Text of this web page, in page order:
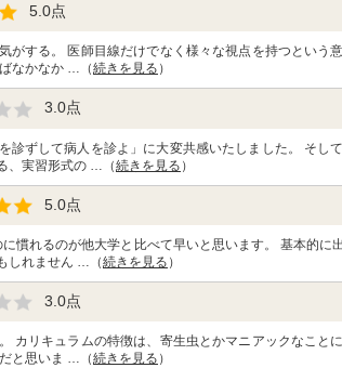
5.0点
がする。 医師目線だけでなく様々な視点を持つという
なかなか …（続きを見る ）
3.0点
診ずして病人を診よ」に大変共感いたしました。 そし
、実習形式の …（続きを見る ）
5.0点
慣れるのが他大学と比べて早いと思います。 基本的に
しれません …（続きを見る ）
3.0点
カリキュラムの特徴は、寄生虫とかマニアックなこと
と思いま …（続きを見る ）